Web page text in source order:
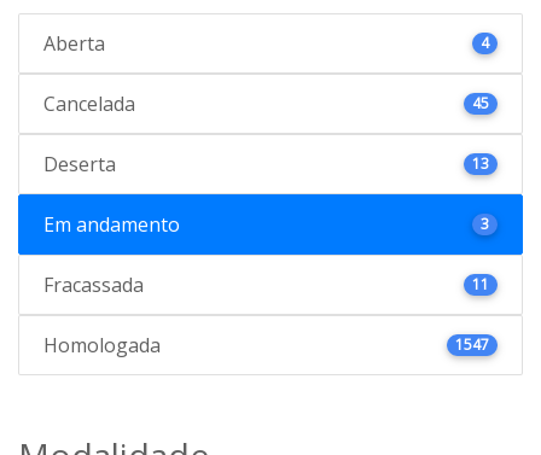
Aberta 4
Cancelada 45
Deserta 13
Em andamento 3
Fracassada 11
Homologada 1547